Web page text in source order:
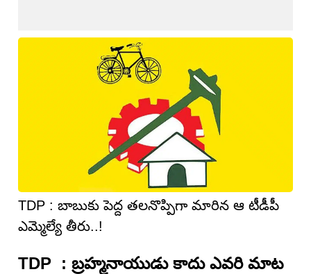
TDP : బాబుకు పెద్ద త‌ల‌నొప్పిగా మారిన ఆ టీడీపీ
ఎమ్మెల్యే తీరు..!
TDP : బ్రహ్మనాయుడు కాదు ఎవరి మాట